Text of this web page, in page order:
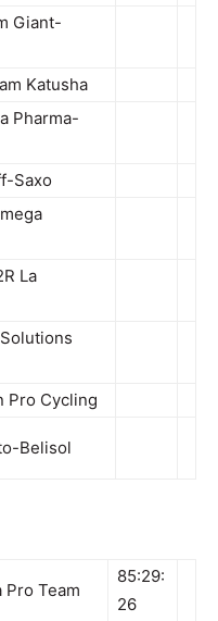
Giant-
Katusha
Pharma-
Saxo
La
Pro Cycling
Belisol
Pro Team
85:29:
26